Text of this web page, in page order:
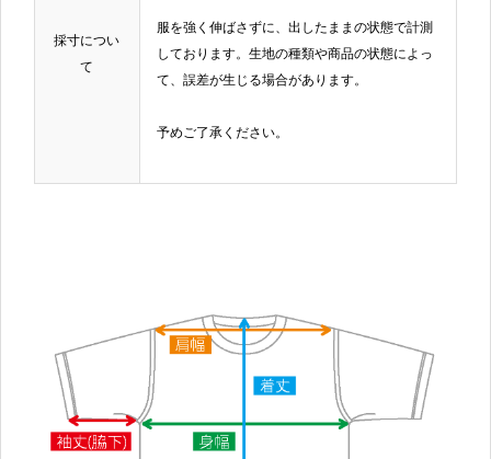
採寸につい
て
服を強く伸ばさずに、出したままの状態で計測
しております。生地の種類や商品の状態によっ
て、誤差が生じる場合があります。
予めご了承ください。